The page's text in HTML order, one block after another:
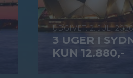
2. JULI 2026
3 UGER I
KUN 12.880,-